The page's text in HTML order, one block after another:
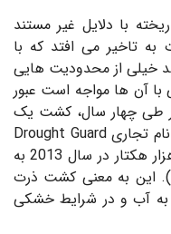
با دلایل غیر مستند
تاخیر می افتد که با
خیلی از محدودیت هایی
آن ها مواجه است عبور
در طی چهار سال، کشت یک
رقم ذرت تراریخته مقاوم به خشکی با نام تجاری Drought Guard
را تا پانزده برابر افزایش داد (از 50 هزار هکتار در سال 2013 به
810 هزار هکتار در در سال 2015) (7). این به معنی کشت ذرت
به آب و در شرایط خشکی